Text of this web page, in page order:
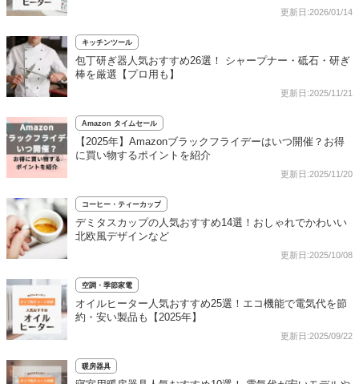
更新日:2026/01/14
キッチンツール
包丁研ぎ器人気おすすめ26選！ シャープナー・砥石・研ぎ
棒を厳選【プロ用も】
更新日:2025/11/21
Amazon タイムセール
【2025年】Amazonブラックフライデーはいつ開催？お得
に買い物するポイントを紹介
更新日:2025/11/20
コーヒー・ティーカップ
デミタスカップの人気おすすめ14選！おしゃれでかわいい
北欧風デザインなど
更新日:2025/10/08
空調・季節家電
オイルヒーター人気おすすめ25選！エコ機能で電気代を節
約・安い製品も【2025年】
更新日:2025/09/22
暖房器具